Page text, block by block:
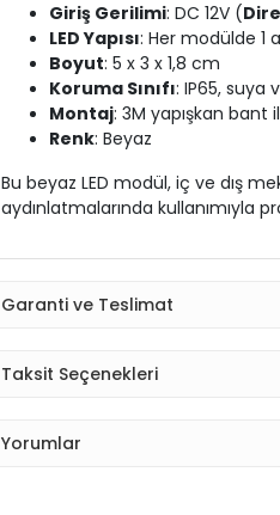
Giriş Gerilimi: DC 12V (
LED Yapısı: Her modülde 1
Boyut: 5 x 3 x 1,8 cm
Koruma Sınıfı: IP65, suya
Montaj: 3M yapışkan bant
Renk: Beyaz
Bu beyaz LED modül, iç ve dış
aydınlatmalarında kullanımıyla
Garanti ve Teslimat
Taksit Seçenekleri
Yorumlar